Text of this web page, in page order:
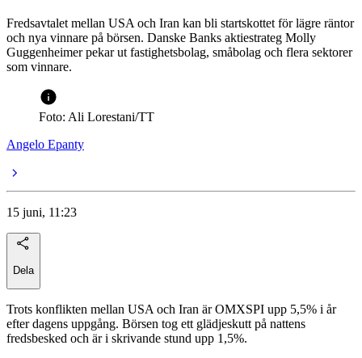
Fredsavtalet mellan USA och Iran kan bli startskottet för lägre räntor
och nya vinnare på börsen. Danske Banks aktiestrateg Molly
Guggenheimer pekar ut fastighetsbolag, småbolag och flera sektorer
som vinnare.
Foto: Ali Lorestani/TT
Angelo Epanty
15 juni, 11:23
Dela
Trots konflikten mellan USA och Iran är OMXSPI upp 5,5% i år
efter dagens uppgång. Börsen tog ett glädjeskutt på nattens
fredsbesked och är i skrivande stund upp 1,5%.